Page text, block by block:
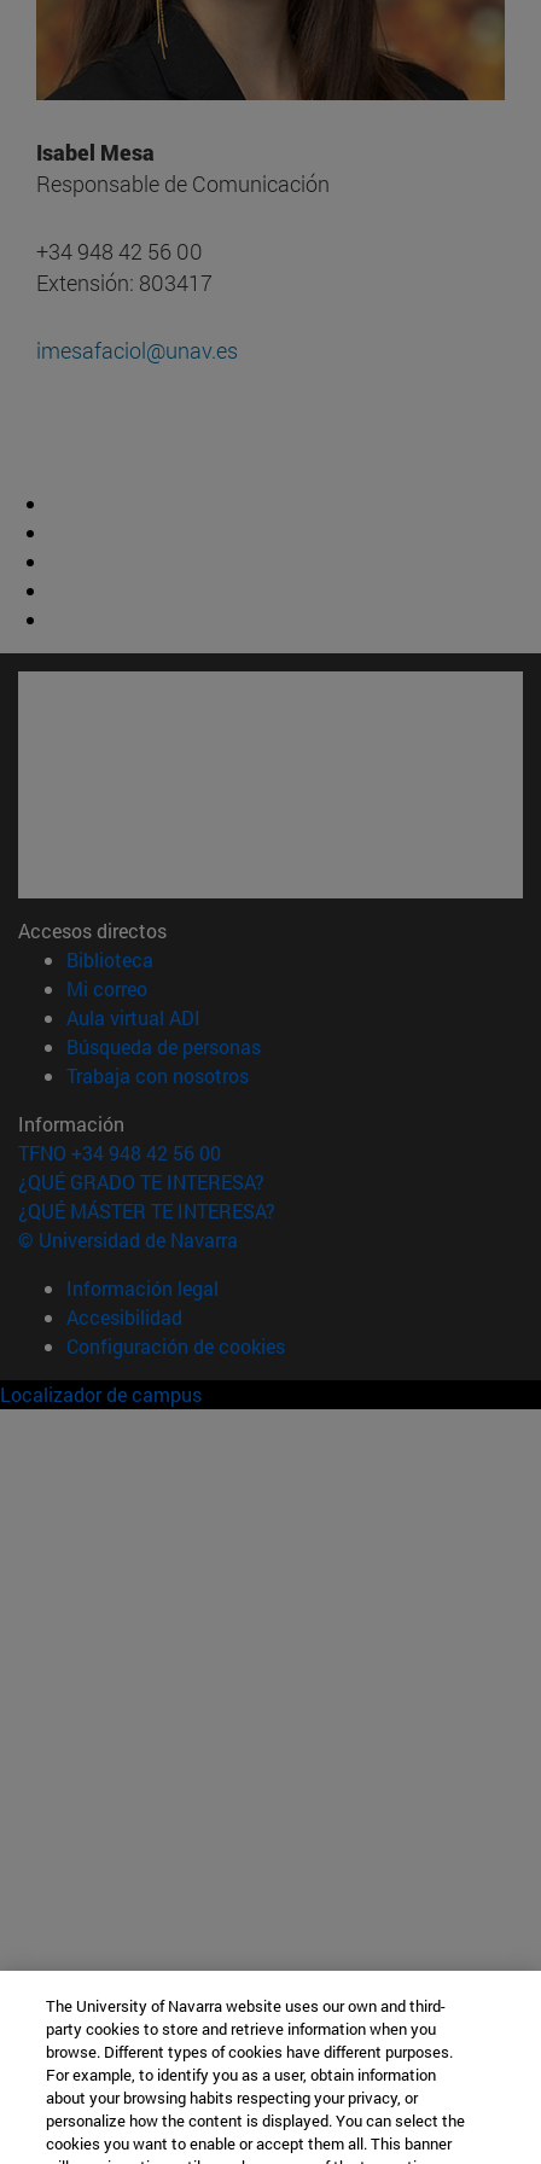
Isabel Mesa
Responsable de Comunicación
+34 948 42 56 00
Extensión: 803417
imesafaciol@unav.es
Accesos directos
Biblioteca
Mi correo(abre en nueva ventana)
Aula virtual ADI
Búsqueda de personas(abre en nueva ventana)
Trabaja con nosotros(abre en nueva ventana)
Información
TFNO +34 948 42 56 00
¿QUÉ GRADO TE INTERESA?
¿QUÉ MÁSTER TE INTERESA?
© Universidad de Navarra
Información legal
Accesibilidad
Configuración de cookies
Localizador de campus
The University of Navarra website uses our own and third-
party cookies to store and retrieve information when you
browse. Different types of cookies have different purposes.
For example, to identify you as a user, obtain information
about your browsing habits respecting your privacy, or
personalize how the content is displayed. You can select the
cookies you want to enable or accept them all. This banner